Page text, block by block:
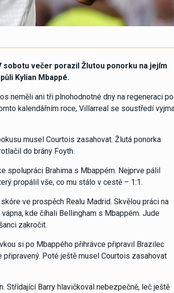
sobotu večer porazil Žlutou ponorku na jejím
Kylian Mbappé.
neměli ani tři plnohodnotné dny na regeneraci po
kalendářním roce, Villarreal se soustředí
musel Courtois zasahovat. Žlutá ponorka
do brány Foyth.
spolupráci Brahima s Mbappém. Nejprve pálil
propálil vše, co mu stálo v cestě – 1:1.
ve prospěch Realu Madrid. Skvělou práci na
kde číhali Bellingham s Mbappém. Jude
zakročit.
si po Mbappého přihrávce připravil Brazilec
Poté ještě musel Courtois zasahovat
Střídající Barry hlavičkoval nebezpečně, leč ještě